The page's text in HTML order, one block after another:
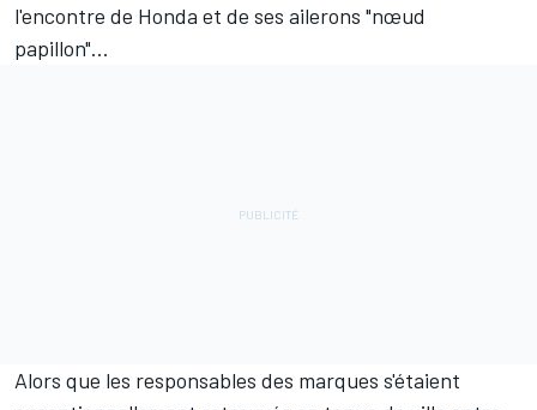
l'encontre de Honda et de ses ailerons "nœud
papillon"...
Alors que les responsables des marques s'étaient